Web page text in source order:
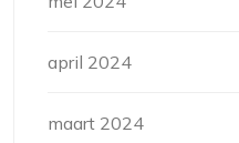
april 2024
maart 2024